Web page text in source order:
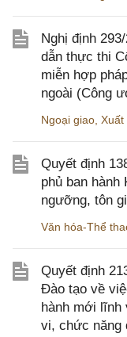
Nghị định
dẫn thực thi
miễn hợp
ngoài (Công
Ngoại giao, Xuất
Quyết định
phủ ban hành
ngưỡng, tôn
Văn hóa-Thể
Quyết định
Đào tạo về
hành mới lĩnh
vi, chức năng